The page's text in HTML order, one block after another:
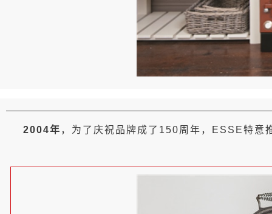
2004年 ，为了庆祝品牌成了150周年，ESSE特意